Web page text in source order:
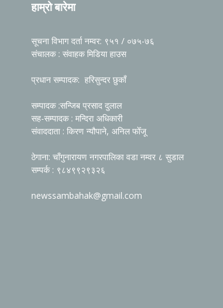
हाम्रो बारेमा
सूचना विभाग दर्ता नम्वर: ९५१ / ०७५-७६
संचालक : संवाहक मिडिया हाउस
प्रधान सम्पादक: हरिसुन्दर छुकाँ
सम्पादक :सन्जिब प्रसाद दुलाल
सह-सम्पादक : मन्दिरा अधिकारी
संवाददाता : किरण न्यौपाने, अनिल फोँजू
ठेगाना: चाँगुनारायण नगरपालिका वडा नम्वर ८ सुडाल
सम्पर्क : ९८४९९२९३२६
newssambahak@gmail.com